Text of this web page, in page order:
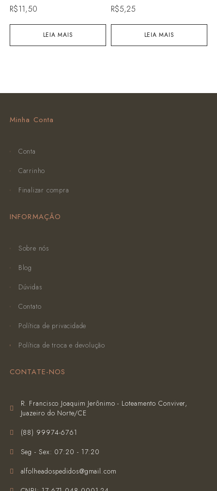
LEIA MAIS
R$11,50
LEIA MAIS
R$5,25
Minha Conta
Conta
Carrinho
Finalizar compra
INFORMAÇÃO
Sobre nós
Blog
Dúvidas
Contato
Política de privacidade
Política de troca e devolução
CONTATE-NOS
R. Francisco Joaquim Jerônimo - Loteamento Conviver,
Juazeiro do Norte/CE
(‪88) 99974-6761‬
Seg - Sex: 07:20 - 17:20
alfolheadospedidos@gmail.com